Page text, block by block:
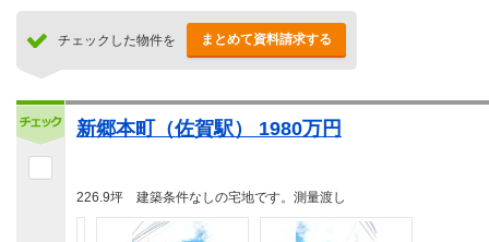
チェックした物件を まとめて資料請求する
新郷本町（佐賀駅） 1980万円
226.9坪 建築条件なしの宅地です。測量渡し